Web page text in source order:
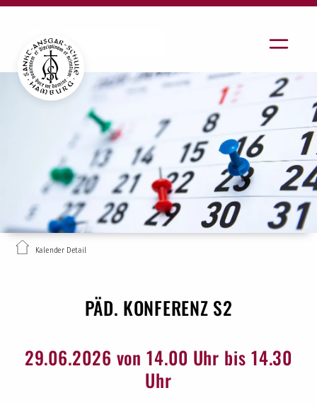
Kalender Detail
PÄD. KONFERENZ S2
29.06.2026 von 14.00 Uhr bis 14.30
Uhr